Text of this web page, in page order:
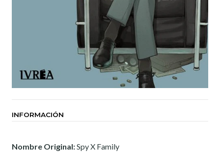
INFORMACIÓN
Nombre Original:Spy X Family